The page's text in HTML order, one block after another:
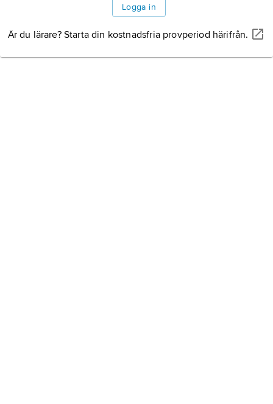
Logga in
Är du lärare? Starta din kostnadsfria provperiod härifrån.